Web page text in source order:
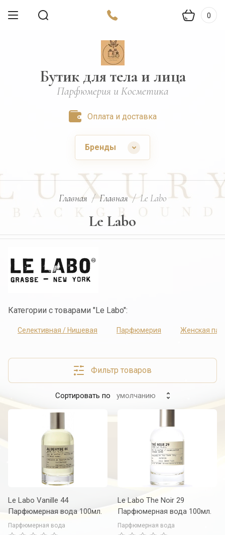
0
Бутик для тела и лица
Парфюмерия и Косметика
Оплата и доставка
Бренды
Главная / Главная / Le Labo
Le Labo
Категории с товарами "Le Labo":
Селективная / Нишевая Парфюмерия Женская
Фильтр товаров
Сортировать по умолчанию
Le Labo Vanille 44
Парфюмерная вода 100мл.
Парфюмерная вода
Le Labo The Noir 29
Парфюмерная вода 100мл.
Парфюмерная вода